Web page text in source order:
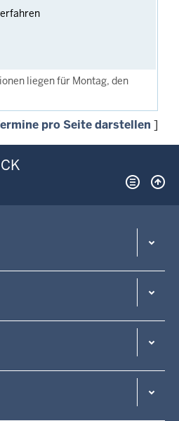
liegen für Montag, den
pro Seite darstellen ]